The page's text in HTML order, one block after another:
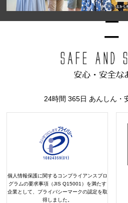
24時間 365日 あんしん・
個人情報保護に関するコンプライアンスプロ
グラムの要求事項（JIS Q15001）を満たす
企業として、プライバシーマークの認定を取
得しました。